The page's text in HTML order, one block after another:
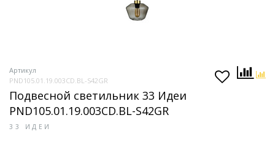
Артикул
PND105.01.19.003CD.BL-S42GR
Подвесной светильник 33 Идеи
PND105.01.19.003CD.BL-S42GR
33 ИДЕИ